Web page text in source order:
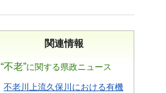
関連情報
“不老”に関する県政ニュース
不老川上流久保川における有機